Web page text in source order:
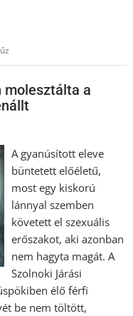
molesztálta a
A gyanúsított eleve
büntetett előéletű,
most egy kiskorú
lánnyal szemben
követett el szexuális
erőszakot, aki azonban
nem hagyta magát. A
Szolnoki Járási
élő férfi
be nem töltött,